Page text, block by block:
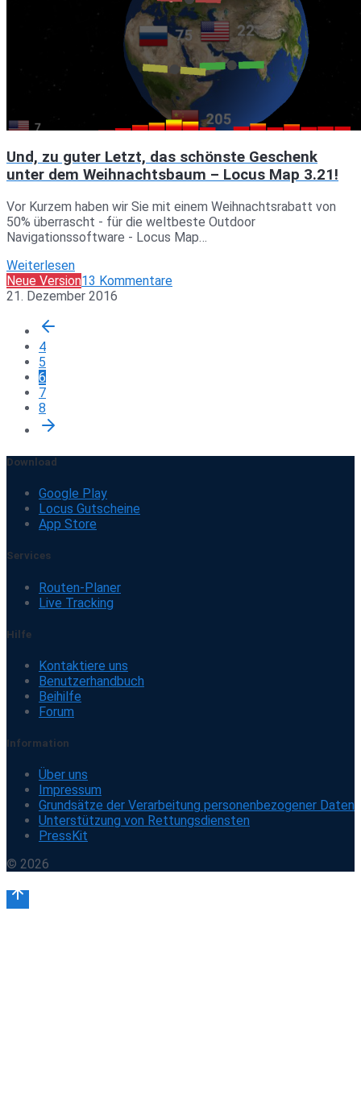
Und, zu guter Letzt, das schönste Geschenk
unter dem Weihnachtsbaum – Locus Map 3.21!
Vor Kurzem haben wir Sie mit einem Weihnachtsrabatt von
50% überrascht - für die weltbeste Outdoor
Navigationssoftware - Locus Map…
Weiterlesen
Neue Version13 Kommentare
21. Dezember 2016
4
5
6
7
8
Download
Google Play
Locus Gutscheine
App Store
Services
Routen-Planer
Live Tracking
Hilfe
Kontaktiere uns
Benutzerhandbuch
Beihilfe
Forum
Information
Über uns
Impressum
Grundsätze der Verarbeitung personenbezogener Daten
Unterstützung von Rettungsdiensten
PressKit
© 2026